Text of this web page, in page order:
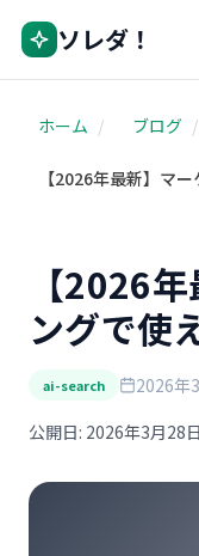
ソレダ！
ホーム / ブログ /
【2026年最新】マ
【2026
ングで使
ai-search 2026年
公開日: 2026年3月28日